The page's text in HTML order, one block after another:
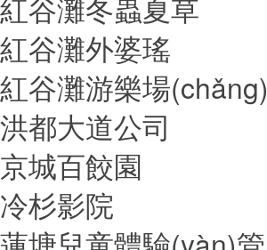
紅谷灘冬蟲夏草
紅谷灘外婆瑤
紅谷灘游樂場(chǎng)
洪都大道公司
京城百餃園
冷杉影院